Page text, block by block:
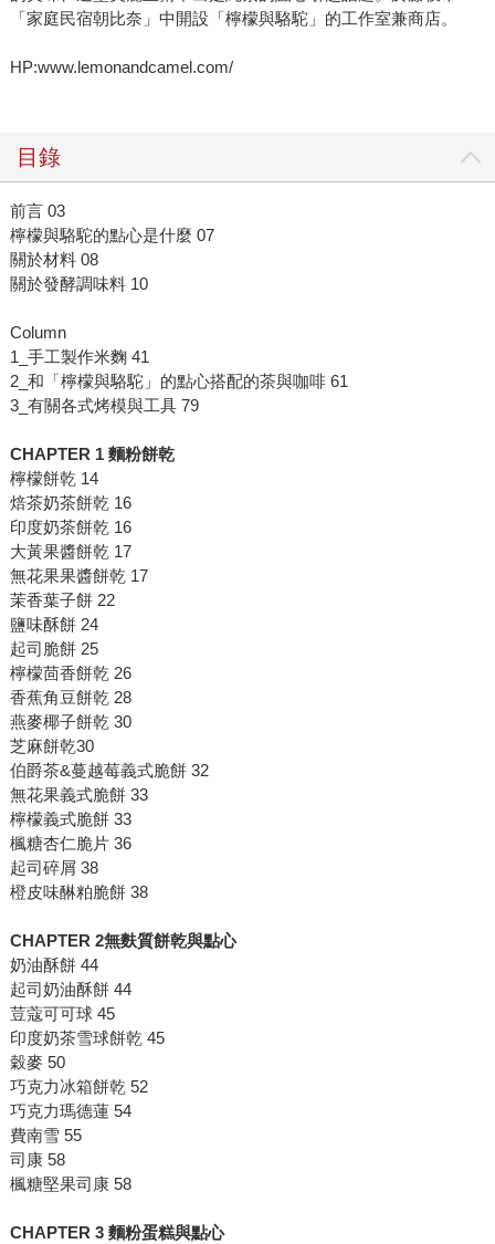
「家庭民宿朝比奈」中開設「檸檬與駱駝」的工作室兼商店。
HP:www.lemonandcamel.com/
目錄
前言 03
檸檬與駱駝的點心是什麼 07
關於材料 08
關於發酵調味料 10
Column
1_手工製作米麴 41
2_和「檸檬與駱駝」的點心搭配的茶與咖啡 61
3_有關各式烤模與工具 79
CHAPTER 1 麵粉餅乾
檸檬餅乾 14
焙茶奶茶餅乾 16
印度奶茶餅乾 16
大黃果醬餅乾 17
無花果果醬餅乾 17
茉香葉子餅 22
鹽味酥餅 24
起司脆餅 25
檸檬茴香餅乾 26
香蕉角豆餅乾 28
燕麥椰子餅乾 30
芝麻餅乾30
伯爵茶&蔓越莓義式脆餅 32
無花果義式脆餅 33
檸檬義式脆餅 33
楓糖杏仁脆片 36
起司碎屑 38
橙皮味醂粕脆餅 38
CHAPTER 2無麩質餅乾與點心
奶油酥餅 44
起司奶油酥餅 44
荳蔻可可球 45
印度奶茶雪球餅乾 45
穀麥 50
巧克力冰箱餅乾 52
巧克力瑪德蓮 54
費南雪 55
司康 58
楓糖堅果司康 58
CHAPTER 3 麵粉蛋糕與點心